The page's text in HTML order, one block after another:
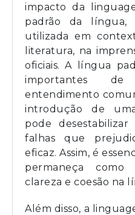
impacto da
padrão da língua,
utilizada em
literatura, na
oficiais. A língua
importantes
entendimento
introdução de
pode
falhas que
eficaz. Assim, é
permaneça
clareza e coesão na
Além disso, a